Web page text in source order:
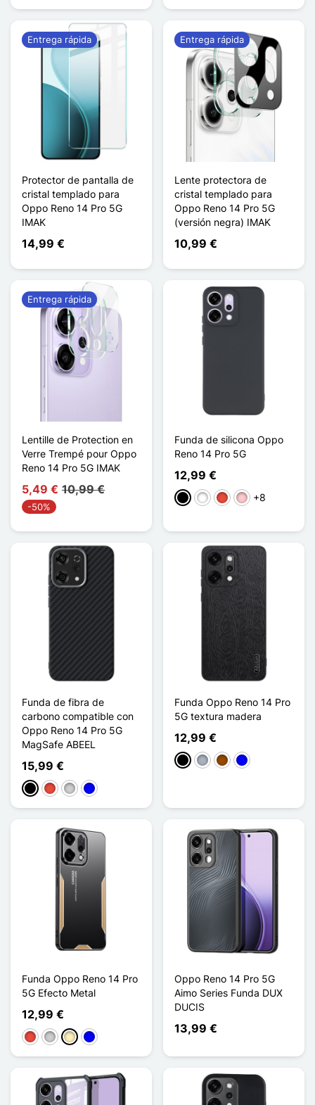
Protector de pantalla de
cristal templado para
Oppo Reno 14 Pro 5G
IMAK
14,99 €
Entrega rápida
Lente protectora de
cristal templado para
Oppo Reno 14 Pro 5G
(versión negra) IMAK
10,99 €
Entrega rápida
Lentille de Protection en
Verre Trempé pour Oppo
Reno 14 Pro 5G IMAK
5,49 € 10,99 €
-50%
Entrega rápida
Funda de silicona Oppo
Reno 14 Pro 5G
12,99 €
NegroBlancoRojoRosa+8
Funda de fibra de
carbono compatible con
Oppo Reno 14 Pro 5G
MagSafe ABEEL
15,99 €
NegroRojoPlataAzul
Funda Oppo Reno 14 Pro
5G textura madera
12,99 €
NegroGris Marrón
Azul
Funda Oppo Reno 14 Pro
5G Efecto Metal
12,99 €
RojoPlataOro Azul
Oppo Reno 14 Pro 5G
Aimo Series Funda DUX
DUCIS
13,99 €